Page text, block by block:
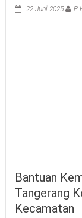
22 Juni 2025 P
Bantuan
Tangerang
Kecamatan